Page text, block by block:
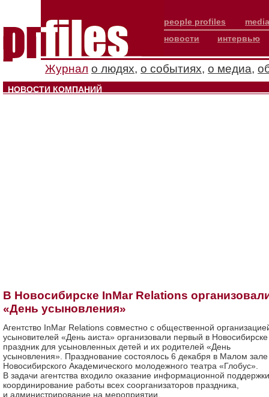
people profiles
новости
интервью
Журнал о людях, о событиях, о медиа,
НОВОСТИ КОМПАНИЙ
В Новосибирске InMar Relations
«День усыновления»
Агентство InMar Relations совместно с общественной
усыновителей «День аиста» организовали первый в Новосибирске
праздник для усыновленных детей и их родителей «День
усыновления». Празднование состоялось 6 декабря в Малом зале
Новосибирского Академического молодежного театра «Глобус».
В задачи агентства входило оказание информационной
координирование работы всех соорганизаторов праздника,
и администрирование на мероприятии.